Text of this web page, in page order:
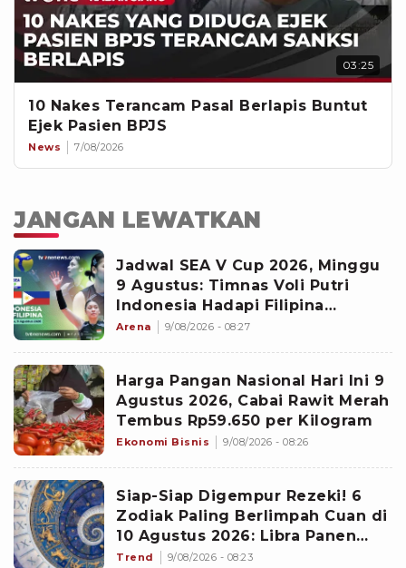
03:25
10 Nakes Terancam Pasal Berlapis Buntut
Ejek Pasien BPJS
News 7/08/2026
JANGAN LEWATKAN
Jadwal SEA V Cup 2026, Minggu
9 Agustus: Timnas Voli Putri
Indonesia Hadapi Filipina
Diperebutan Runner-up
Arena 9/08/2026 - 08:27
Harga Pangan Nasional Hari Ini 9
Agustus 2026, Cabai Rawit Merah
Tembus Rp59.650 per Kilogram
Ekonomi Bisnis 9/08/2026 - 08:26
Siap-Siap Digempur Rezeki! 6
Zodiak Paling Berlimpah Cuan di
10 Agustus 2026: Libra Panen
Proyek Emas
Trend 9/08/2026 - 08:23